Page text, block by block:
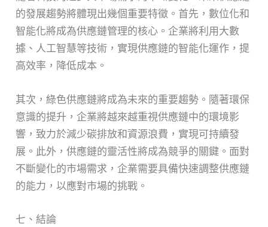
的發展趨勢將體現出幾個重要特徵。首先，數位化和
智能化將成為供應鏈管理的核心。企業將利用大數
據、人工智慧等技術，實現供應鏈的智能化運作，提
高效率，降低成本。
其次，綠色供應鏈將成為未來的重要趨勢。隨著環保
意識的提升，企業將越來越重視供應鏈中的環境影
響，致力於減少碳排放和資源浪費，實現可持續發
展。此外，供應鏈的靈活性將成為競爭的關鍵。面對
不斷變化的市場需求，企業需要具備快速調整供應鏈
的能力，以應對市場的挑戰。
七、結論